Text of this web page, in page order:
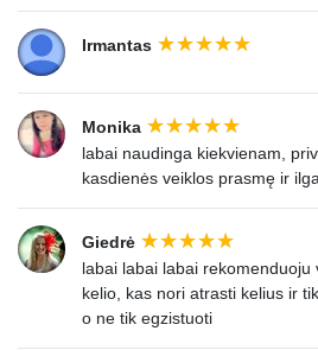
Irmantas
Monika
labai naudinga kiekvienam,
kasdienės veiklos prasmę ir
Giedrė
labai labai labai rekomenduoju
kelio, kas nori atrasti kelius ir
o ne tik egzistuoti